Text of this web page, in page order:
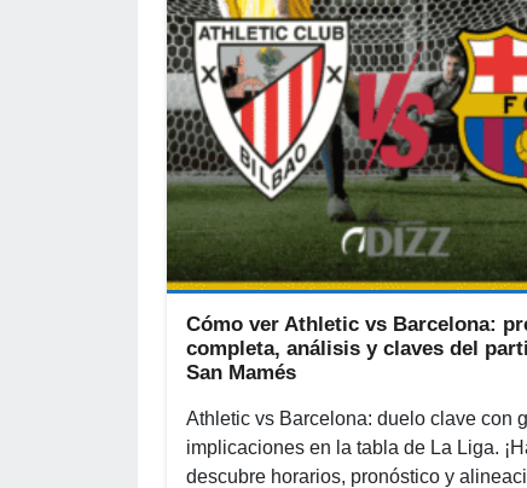
Cómo ver Athletic vs Barcelona:
completa, análisis y claves del
San Mamés
Athletic vs Barcelona: duelo clave con
implicaciones en la tabla de La Liga.
descubre horarios, pronóstico y